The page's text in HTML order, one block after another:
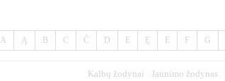
A Ą B C Č D E Ę Ė F G
Kalbų žodynai Jaunimo žodynas